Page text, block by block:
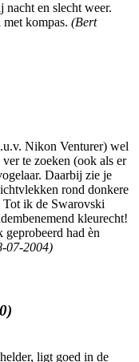
en slecht weer.
kompas. (Bert
Nikon Venturer) wel
te zoeken (ook als er
Daarbij zie je
rond donkere
Tot ik de Swarovski
kleurecht!
geprobeerd had èn
07-2004)
ligt goed in de